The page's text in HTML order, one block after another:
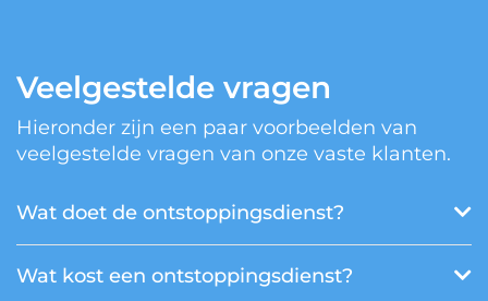
Veelgestelde vragen
Hieronder zijn een paar voorbeelden van
veelgestelde vragen van onze vaste klanten.
Wat doet de ontstoppingsdienst?
Wat kost een ontstoppingsdienst?